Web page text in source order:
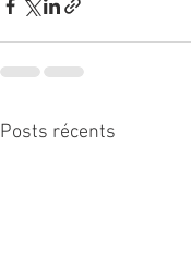
Posts récents